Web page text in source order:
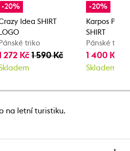
-20%
Idea SHIRT
LOGO
Pánské triko
272 Kč1 590 Kč
-20%
Karpos PIZ
SHIRT
Pánské triko
1 400 Kč
Skladem
na letní turistiku.